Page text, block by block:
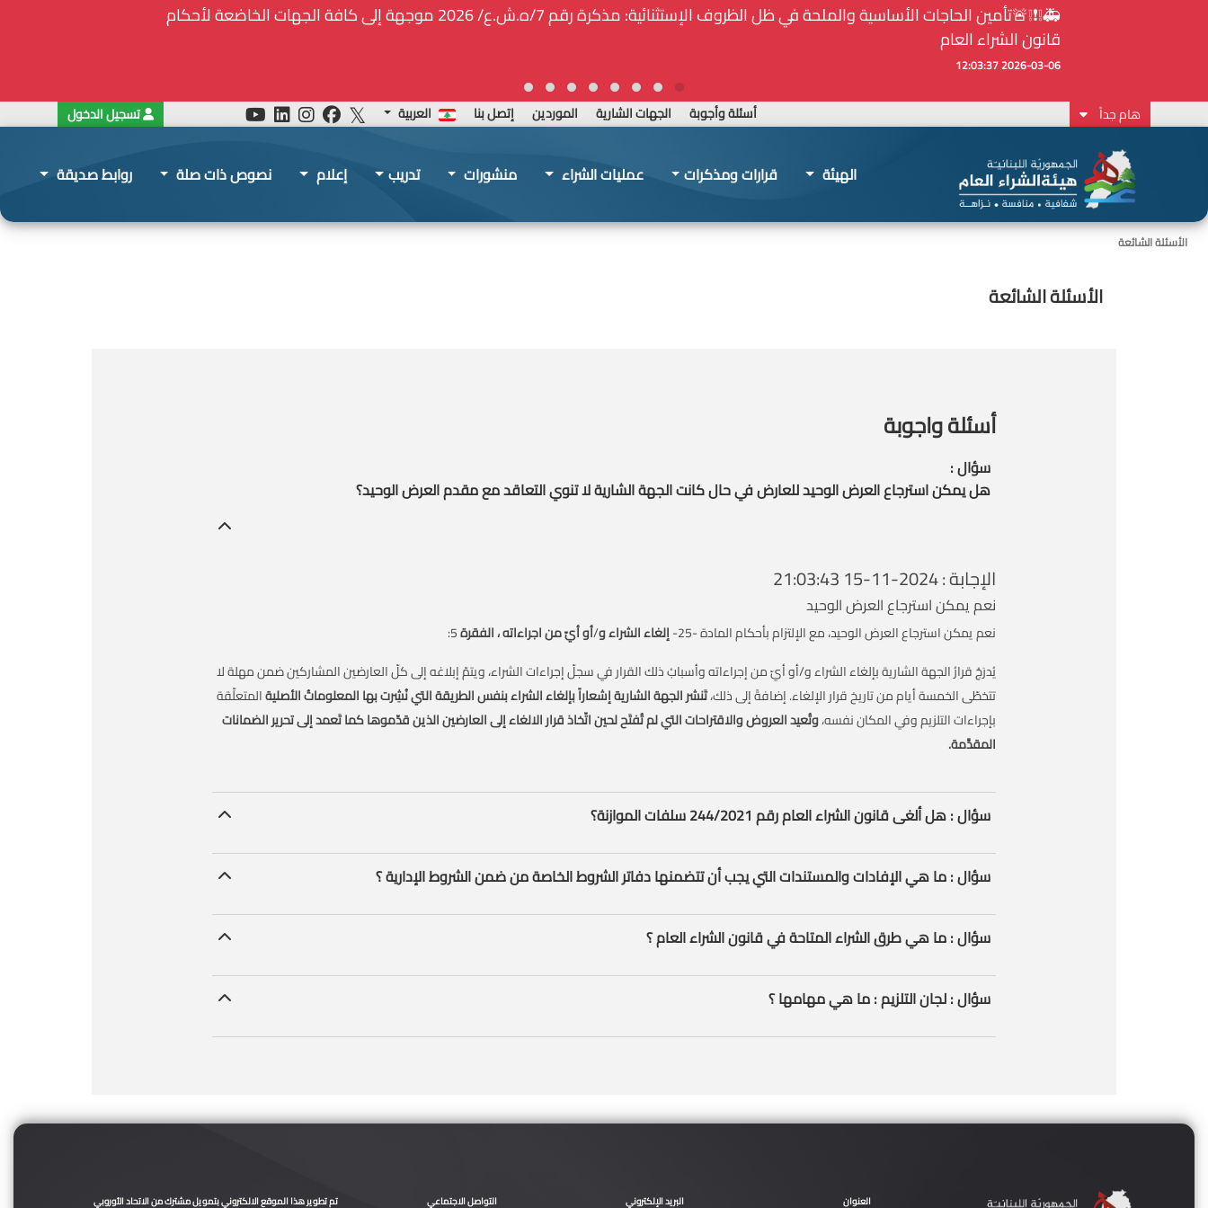
🚑❕❗❕🚨تأمين الحاجات الأساسية والملحة في ظل الظروف الإستثنائية: مذكرة رقم 7/ه.ش.ع/ 2026 موجهة إلى كافة الجهات الخاضعة لأحكام
قانون الشراء العام
2026-03-06 12:03:37
هام جداً أسئلة وأجوبة الجهات الشارية الموردين إتصل بنا العربية تسجيل الدخول
الهيئة قرارات ومذكرات عمليات الشراء منشورات تدريب إعلام نصوص ذات صلة روابط صديقة
الأسئلة الشائعة
الأسئلة الشائعة
أسئلة واجوبة
سؤال :
هل يمكن استرجاع العرض الوحيد للعارض في حال كانت الجهة الشارية لا تنوي التعاقد مع مقدم العرض الوحيد؟
الإجابة : 2024-11-15 21:03:43
نعم يمكن استرجاع العرض الوحيد
نعم يمكن استرجاع العرض الوحيد، مع الإلتزام بأحكام المادة -25- إلغاء الشراء و/أو أيّ من اجراءاته ، الفقرة
يُدرَجُ قرارُ الجهة الشارية بإلغاء الشراء و/أو أيّ من إجراءاته وأسبابُ ذلك القرار في سجلّ إجراءات الشراء، ويتمّ إبلاغه إلى كلّ العارضين المشاركين ضمن مهلة لا
تتخطّى الخمسة أيام من تاريخ قرار الإلغاء. إضافةً إلى ذلك،تَنشر الجهة الشارية إشعاراً بإلغاء الشراء بنفس الطريقة التي نُشِرت بها المعلوماتُ الأصليةالمتعلِّقة
بإجراءات التلزيم وفي المكان نفسه،وتُعيد العروض والاقتراحات التي لم تُفتَح لحين اتّخاذ قرار الالغاء إلى العارضين الذين قدّموها كما تَعمد إلى تحرير الضمانات
المقدَّمة.
سؤال : هل أﻟﻐﻰ ﻗﺎﻧﻮن اﻟﺸﺮاء اﻟﻌﺎم رقم 244/2021 ﺳﻠﻔﺎت اﻟﻤﻮازﻧﺔ؟
سؤال : ما هي الإفادات والمستندات التي يجب أن تتضمنها دفاتر الشروط الخاصة من ضمن الشروط الإدارية ؟
سؤال : ما هي طرق الشراء المتاحة في قانون الشراء العام ؟
سؤال : لجان التلزيم : ما هي مهامها ؟
العنوان البريد الإلكتروني التواصل الاجتماعي تم تطوير هذا الموقع الالكتروني بتمويل مشترك من الاتحاد الأوروبي